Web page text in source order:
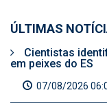
ÚLTIMAS
Cientistas
em peixes do ES
07/08/2026